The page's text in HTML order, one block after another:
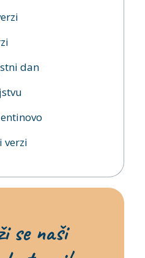
dan
verzi
se naši